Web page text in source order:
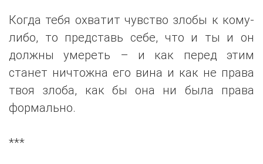
Когда тебя охватит чувство злобы к кому-
либо, то представь себе, что и ты и он
должны умереть – и как перед этим
станет ничтожна его вина и как не права
твоя злоба, как бы она ни была права
формально.
***